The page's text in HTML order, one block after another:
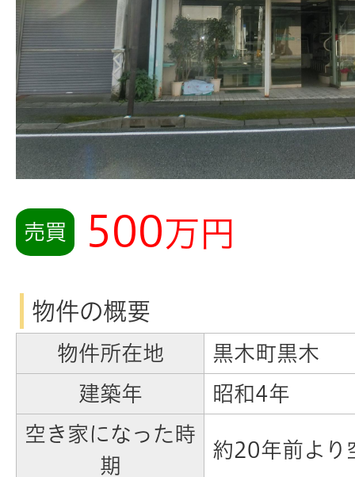
売買 500万円
物件の概要
物件所在地
黒木町黒木
建築年
昭和4年
空き家になった時
期
約20年前より